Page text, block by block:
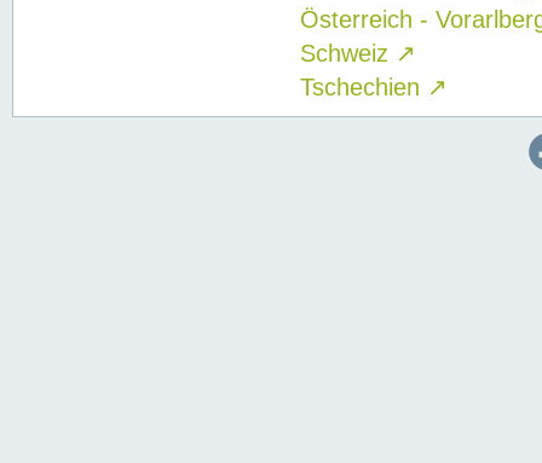
Österreich -
Schweiz ↗
Tschechien ↗